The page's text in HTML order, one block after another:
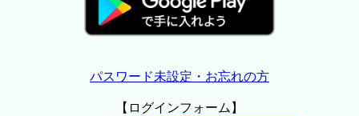
パスワード未設定・お忘れの方
【ログインフォーム】